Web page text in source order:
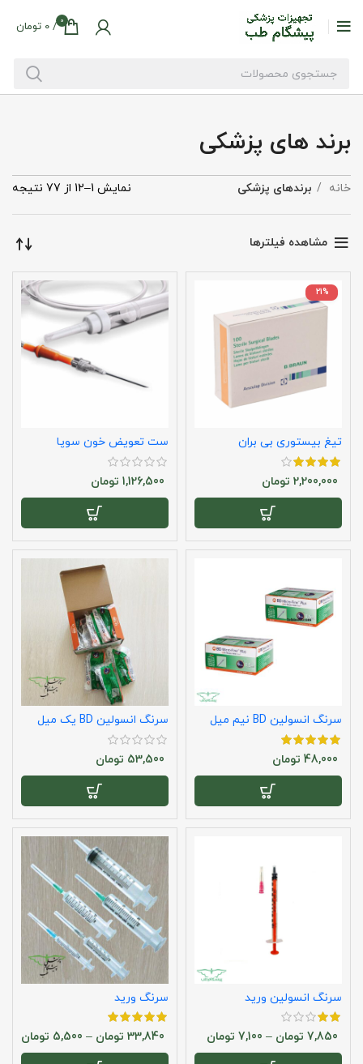
0
/
0 تومان
برند های پزشکی
خانه برندهای پزشکی نمایش 1–12 از 77 نتیجه
مشاهده فیلترها
21%
تیغ بیستوری بی بران
2,200,000 تومان
ست تعویض خون سوپا
1,126,500 تومان
سرنگ انسولین BD نیم میل
48,000 تومان
سرنگ انسولین BD یک میل
53,500 تومان
سرنگ انسولین ورید
7,850 تومان –
7,100 تومان
سرنگ ورید
33,840 تومان –
5,500 تومان